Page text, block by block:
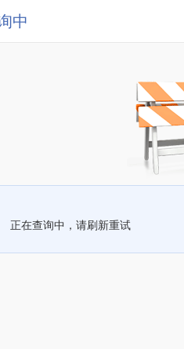
中
正在查询中，请刷新重试